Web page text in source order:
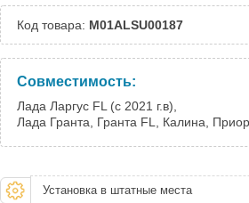
Код товара: M01ALSU00187
Совместимость:
Лада Ларгус FL (с 2021 г.в),
Лада Гранта, Гранта FL, Калина,
Установка в штатные места